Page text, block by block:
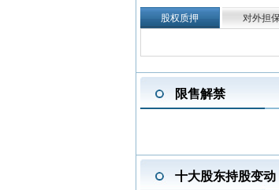
2026-04-02
违规处罚
2025-12-18
停复牌
2025-11-18
2025-10-14
分红送转
股权质押 对外担
限售解禁
十大股东持股变动